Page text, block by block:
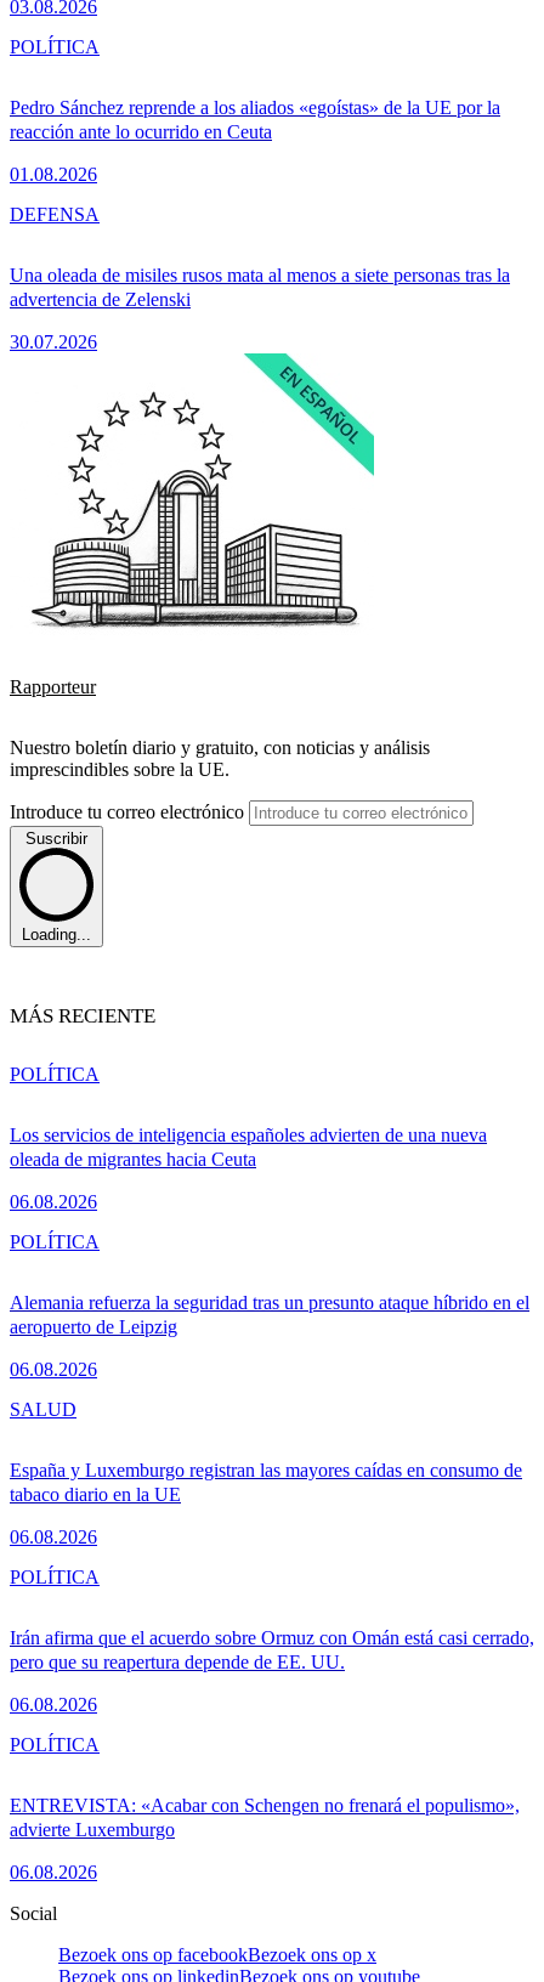
03.08.2026
Pedro Sánchez reprende a los aliados «egoístas» de la UE por la
reacción ante lo ocurrido en Ceuta
01.08.2026
POLÍTICA
Una oleada de misiles rusos mata al menos a siete personas tras la
advertencia de Zelenski
30.07.2026
DEFENSA
Rapporteur
Nuestro boletín diario y gratuito, con noticias y análisis
imprescindibles sobre la UE.
Introduce tu correo electrónico
Suscribir
Loading...
MÁS RECIENTE
Los servicios de inteligencia españoles advierten de una nueva
oleada de migrantes hacia Ceuta
06.08.2026
POLÍTICA
Alemania refuerza la seguridad tras un presunto ataque híbrido en el
aeropuerto de Leipzig
06.08.2026
POLÍTICA
España y Luxemburgo registran las mayores caídas en consumo de
tabaco diario en la UE
06.08.2026
SALUD
Irán afirma que el acuerdo sobre Ormuz con Omán está casi cerrado,
pero que su reapertura depende de EE. UU.
06.08.2026
POLÍTICA
ENTREVISTA: «Acabar con Schengen no frenará el populismo»,
advierte Luxemburgo
06.08.2026
POLÍTICA
Social
Bezoek ons op facebookBezoek ons op x
Bezoek ons op linkedinBezoek ons op youtube